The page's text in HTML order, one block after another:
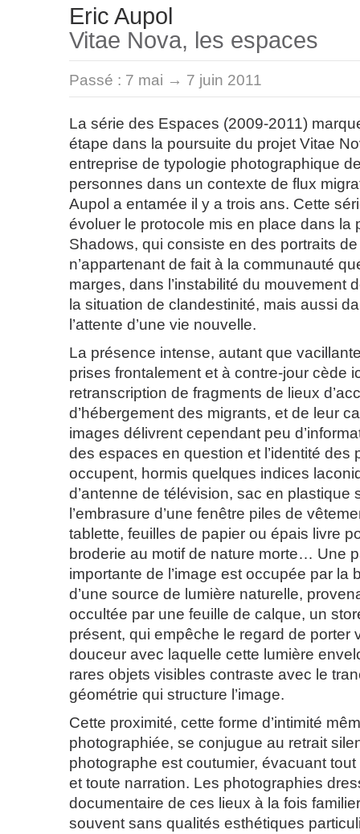
Eric Aupol
Vitae Nova, les espaces
Passé : 7 mai → 7 juin 2011
La série des Espaces (2009-2011)
étape dans la poursuite du projet Vitae
entreprise de typologie photographique
personnes dans un contexte de flux
Aupol a entamée il y a trois ans. Cette
évoluer le protocole mis en place dans la
Shadows, qui consiste en des portraits
n’appartenant de fait à la communauté
marges, dans l’instabilité du mouvement
la situation de clandestinité, mais aussi
l’attente d’une vie nouvelle.
La présence intense, autant que
prises frontalement et à contre-jour cède
retranscription de fragments de lieux
d’hébergement des migrants, et de leur
images délivrent cependant peu
des espaces en question et l’identité des
occupent, hormis quelques indices
d’antenne de télévision, sac en plastique
l’embrasure d’une fenêtre piles de
tablette, feuilles de papier ou épais livre
broderie au motif de nature morte… Une
importante de l’image est occupée par la
d’une source de lumière naturelle,
occultée par une feuille de calque, un
présent, qui empêche le regard de porter
douceur avec laquelle cette lumière
rares objets visibles contraste avec le
géométrie qui structure l’image.
Cette proximité, cette forme d’intimité
photographiée, se conjugue au retrait
photographe est coutumier, évacuant
et toute narration. Les photographies
documentaire de ces lieux à la fois
souvent sans qualités esthétiques